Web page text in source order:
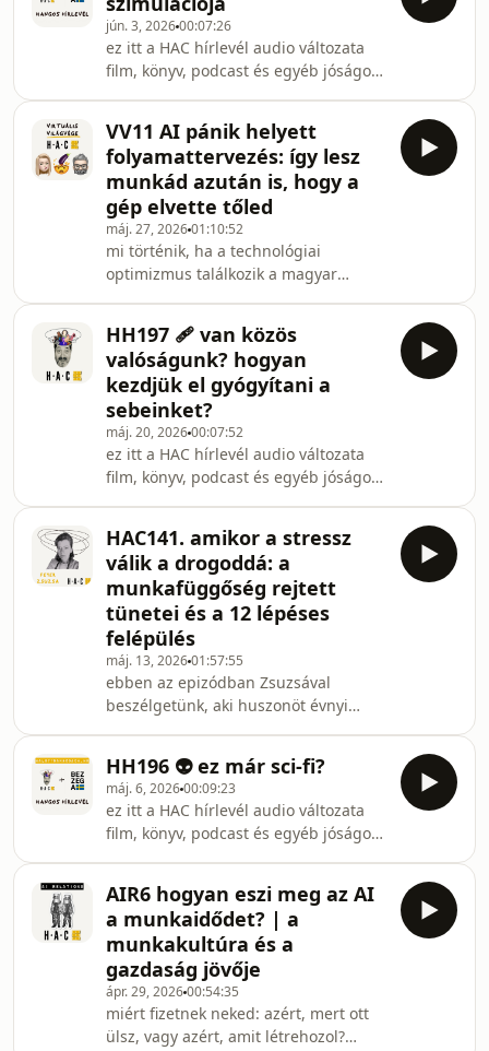
- kapcsolat:egyéni és csoportos
coaching, employee wellbeing
programok: banandras.huiratkozz fel
a heti HAC hírlevélre!csatlakozz a HAC
közösség fb csoporthoz!kövess az
instagramon
@halottnakacoach!adásnapló és blog:
halottnakaco
jún. 3, 202600:07:26
ez itt a HAC hírlevél audio változata
film, könyv, podcast és egyéb jóságok
- - - - - kapcsolat:egyéni és csoportos
coaching, employee wellbeing
programok: banandras.huiratkozz fel
a heti HAC hírlevélre!csatlakozz a HAC
közösség fb csoporthoz!kövess az
instagramon
@halottnakacoach!adásnapló és blog:
halottnakacoach.hut
VV11 AI pánik helyett
folyamattervezés: így lesz
munkád azután is, hogy a
gép elvette tőled
máj. 27, 202601:10:52
mi történik, ha a technológiai
optimizmus találkozik a magyar
beszélünk, hanem arról, amit
mindenki érez, de kevesen mondanak
ki: az AI-szorongásról és a
tartalomgyártás kiüresedéséről.amiről
szó lesz:a tiktok-csapda: miért kezdte
el András boomerként élvezni a
videózást, és hogyan segít ebben a
mesterséges intelligencia?a könyvelő-
par
HH197 🩹 van közös
valóságunk? hogyan
kezdjük el gyógyítani a
sebeinket?
máj. 20, 202600:07:52
ez itt a HAC hírlevél audio változata
film, könyv, podcast és egyéb jóságok
- - - - - kapcsolat:egyéni és csoportos
coaching, employee wellbeing
programok: banandras.huiratkozz fel
a heti HAC hírlevélre!csatlakozz a HAC
közösség fb csoporthoz!kövess az
instagramon
@halottnakacoach!adásnapló és blog:
halottnakacoach.hut
HAC141. amikor a stressz
válik a drogoddá: a
munkafüggőség rejtett
tünetei és a 12 lépéses
felépülés
máj. 13, 202601:57:55
ebben az epizódban Zsuzsával
beszélgetünk, aki huszonöt évnyi
teljes kiégéssel. a beszélgetés során
feltárul, hogyan váltotta fel a táskák
és textíliák világát a tudatos
gasztronómia és a zsenge city,
miközben Zsuzsa elárulja, miért
érdemes megvizsgálni gyermekkori
kedvenc játékainkat a hivatásunk
megtalálásához. szó esik a
HH196 👽 ez már sci-fi?
máj. 6, 202600:09:23
ez itt a HAC hírlevél audio változata
film, könyv, podcast és egyéb jóságok
- - - - - kapcsolat:egyéni és csoportos
coaching, employee wellbeing
programok: banandras.huiratkozz fel
a heti HAC hírlevélre!csatlakozz a HAC
közösség fb csoporthoz!kövess az
instagramon
@halottnakacoach!adásnapló és blog:
AIR6 hogyan eszi meg az AI
a munkaidődet? | a
munkakultúra és a
gazdaság jövője
ápr. 29, 202600:54:35
miért fizetnek neked: azért, mert ott
ülsz, vagy azért, amit létrehozol?